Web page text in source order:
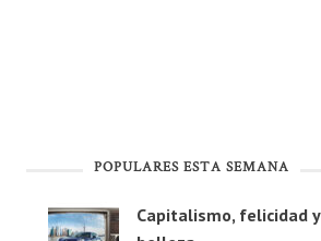
POPULARES ESTA SEMANA
Capitalismo, felicidad y